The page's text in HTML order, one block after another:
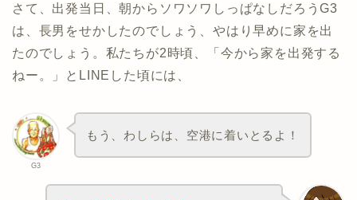
さて、出発当日、朝からソワソワしっぱなしだろうG3
は、長男をせかしたのでしょう、やはり早めに家を出
たのでしょう。私たちが2時頃、「今から家を出発する
ねー。」とLINEした頃には、
G3
もう、わしらは、空港に着いとるよ！